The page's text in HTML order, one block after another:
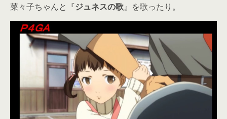
菜々子ちゃんと『ジュネスの歌』を歌ったり。